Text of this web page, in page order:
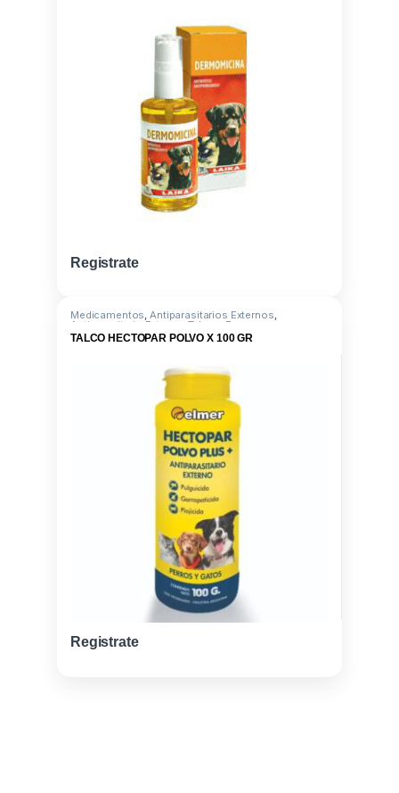
Registrate
Medicamentos,Antiparasitarios Externos,
Antiparasitario Externo Talcos
Propoxur
TALCO HECTOPAR POLVO X 100 GR
Registrate